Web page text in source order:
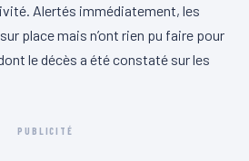
Alertés immédiatement, les
place mais n’ont rien pu faire pour
le décès a été constaté sur les
PUBLICITÉ